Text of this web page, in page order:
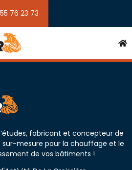
76 23 73
fabricant et concepteur de
sur-mesure pour la chauffage et le
de vos bâtiments !